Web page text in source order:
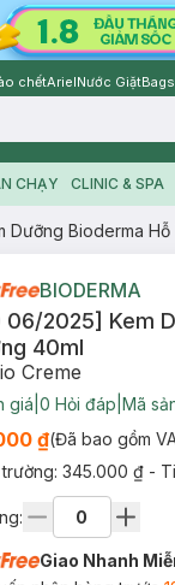
chếtArielNước Giặt
CHẠY CLINIC & SPA
Dưỡng Bioderma
BIODERMA
06/2025] Kem
40ml
Creme
giá 0 Hỏi đáp Mã
₫(Đã bao gồm
345.000 ₫ -
Giao Nhanh